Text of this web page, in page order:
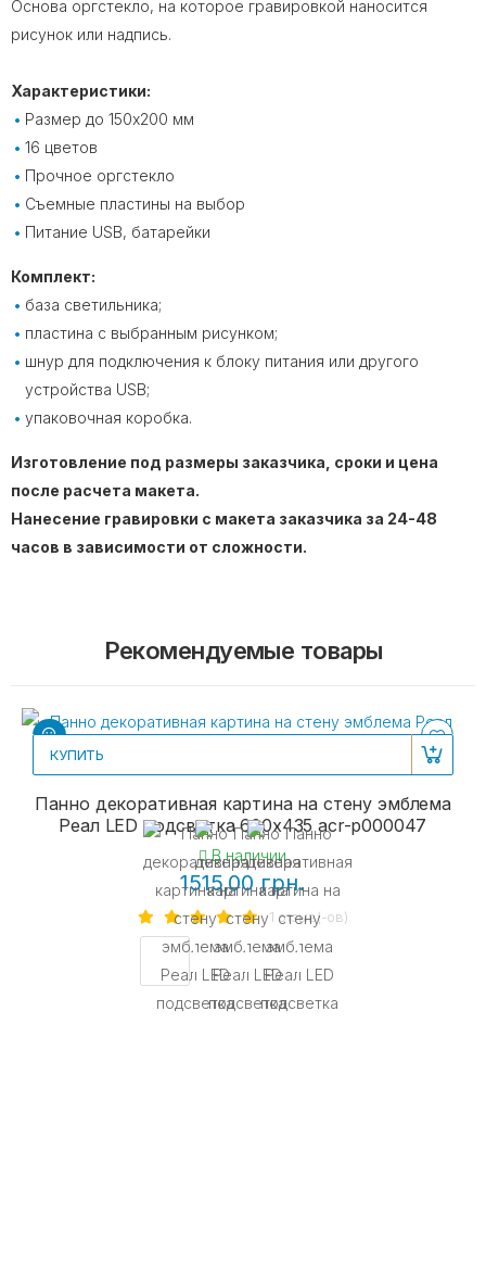
Основа оргстекло, на которое гравировкой наносится
рисунок или надпись.
Характеристики:
Размер до 150х200 мм
16 цветов
Прочное оргстекло
Съемные пластины на выбор
Питание USB, батарейки
Комплект:
база светильника;
пластина с выбранным рисунком;
шнур для подключения к блоку питания или другого
устройства USB;
упаковочная коробка.
Изготовление под размеры заказчика, сроки и цена
после расчета макета.
Нанесение гравировки с макета заказчика за 24-48
часов в зависимости от сложности.
Рекомендуемые товары
КУПИТЬ
Панно декоративная картина на стену эмблема
Реал LED подсветка 600х435 acr-p000047
В наличии
1515.00 грн.
1 отзыв(-ов)